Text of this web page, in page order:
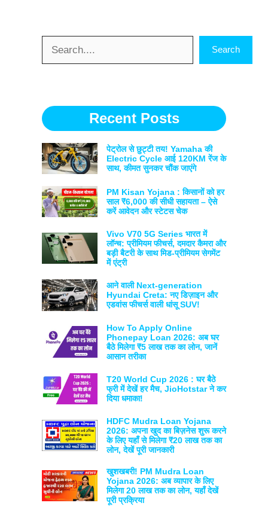
Search
Recent Posts
पेट्रोल से छुट्टी तय! Yamaha की
Electric Cycle आई 120KM रेंज के
साथ, कीमत सुनकर चौंक जाएंगे
PM Kisan Yojana : किसानों को हर
साल ₹6,000 की सीधी सहायता – ऐसे
करें आवेदन और स्टेटस चेक
Vivo V70 5G Series भारत में
लॉन्च: प्रीमियम फीचर्स, दमदार कैमरा और
बड़ी बैटरी के साथ मिड-प्रीमियम सेगमेंट
में एंट्री
आने वाली Next-generation
Hyundai Creta: नए डिज़ाइन और
एडवांस फीचर्स वाली धांसू SUV!
How To Apply Online
Phonepay Loan 2026: अब घर
बैठे मिलेगा ₹5 लाख तक का लोन, जानें
आसान तरीका
T20 World Cup 2026 : घर बैठे
फ्री में देखें हर मैच, JioHotstar ने कर
दिया धमाका!
HDFC Mudra Loan Yojana
2026: अपना खुद का बिज़नेस शुरू करने
के लिए यहाँ से मिलेगा ₹20 लाख तक का
लोन, देखें पूरी जानकारी
खुशखबरी! PM Mudra Loan
Yojana 2026: अब व्यापार के लिए
मिलेगा 20 लाख तक का लोन, यहाँ देखें
पूरी प्रक्रिया